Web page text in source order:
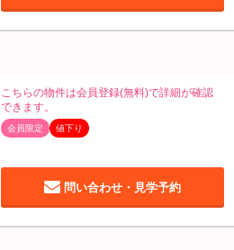
会員限定 値下り
こちらの物件は会員登録(無料)で詳細が確認
できます。
問い合わせ・見学予約